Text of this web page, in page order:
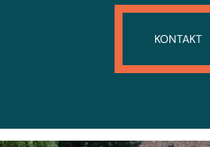
KONTAKT